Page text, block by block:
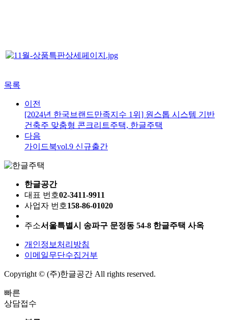
목록
이전
[2024년 한국브랜드만족지수 1위] 원스톱 시스템 기반
건축주 맞춤형 콘크리트주택, 한글주택
다음
가이드북vol.9 신규출간
한글공간
대표 번호02-3411-9911
사업자 번호158-86-01020
주소서울특별시 송파구 문정동 54-8 한글주택 사옥
개인정보처리방침
이메일무단수집거부
Copyright © (주)한글공간 All rights reserved.
빠른
상담접수